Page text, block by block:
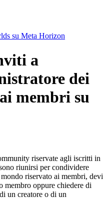
su Meta Horizon
a
dei
membri su
riservate agli iscritti in
riunirsi per condividere
riservato ai membri, devi
membro oppure chiedere di
un creatore o di un